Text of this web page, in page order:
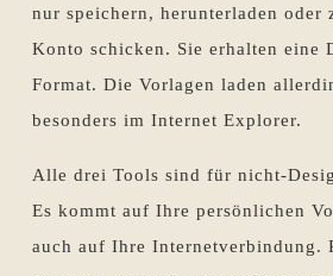
nur speichern, herunterladen oder
Konto schicken. Sie erhalten eine
Format. Die Vorlagen laden
besonders im Internet Explorer.
Alle drei Tools sind für nicht-
Es kommt auf Ihre persönlichen
auch auf Ihre Internetverbindung.